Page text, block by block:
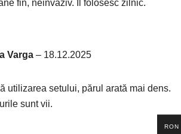
fin, neinvaziv. Îl folosesc zilnic.
la5
Varga – 18.12.2025
utilizarea setului, părul arată mai dens.
sunt vii.
RON